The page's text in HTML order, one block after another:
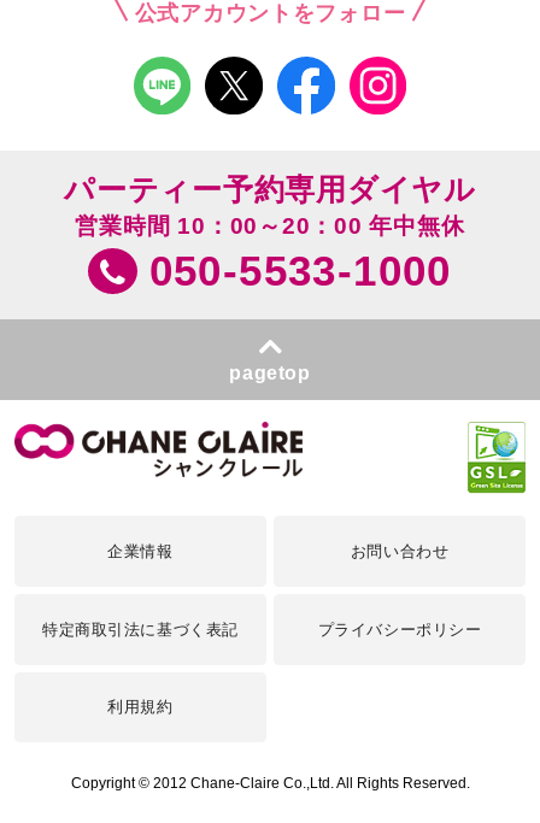
公式アカウントをフォロー
パーティー予約専用ダイヤル
営業時間 10：00～20：00 年中無休
050-5533-1000
pagetop
企業情報 お問い合わせ
特定商取引法に基づく表記 プライバシーポリシー
利用規約
Copyright © 2012 Chane-Claire Co.,Ltd. All Rights Reserved.